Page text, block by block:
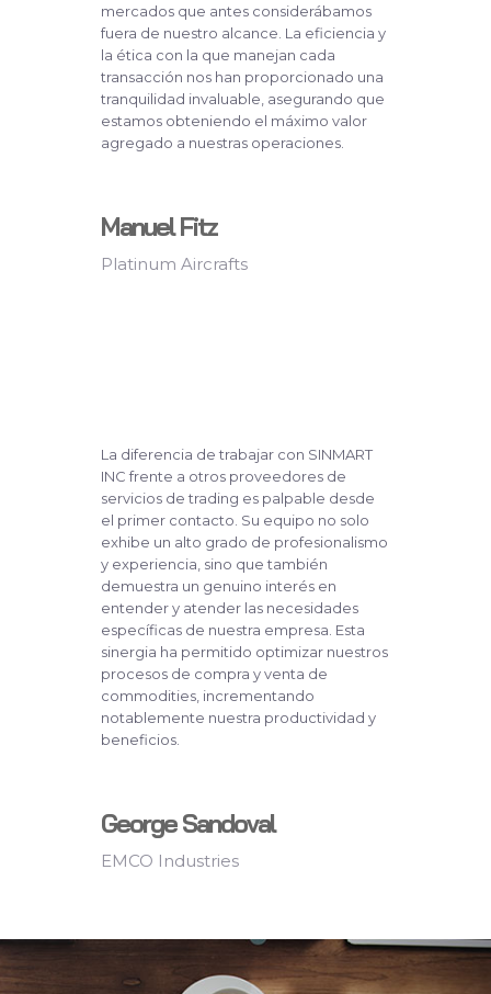
mercados que antes considerábamos
fuera de nuestro alcance. La eficiencia y
la ética con la que manejan cada
transacción nos han proporcionado una
tranquilidad invaluable, asegurando que
estamos obteniendo el máximo valor
agregado a nuestras operaciones.
Manuel Fitz
Platinum Aircrafts
La diferencia de trabajar con SINMART
INC frente a otros proveedores de
servicios de trading es palpable desde
el primer contacto. Su equipo no solo
exhibe un alto grado de profesionalismo
y experiencia, sino que también
demuestra un genuino interés en
entender y atender las necesidades
específicas de nuestra empresa. Esta
sinergia ha permitido optimizar nuestros
procesos de compra y venta de
commodities, incrementando
notablemente nuestra productividad y
beneficios.
George Sandoval
EMCO Industries